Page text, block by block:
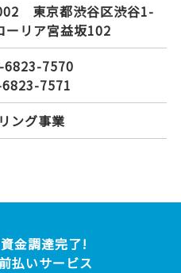
東京都渋谷区渋谷1-
リア宮益坂102
6823-7570
6823-7571
ング事業
金調達完了!
払いサービス